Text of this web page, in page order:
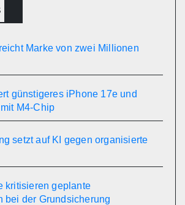
Marke von zwei Millionen
günstigeres iPhone 17e und
M4-Chip
setzt auf KI gegen organisierte
kritisieren geplante
bei der Grundsicherung